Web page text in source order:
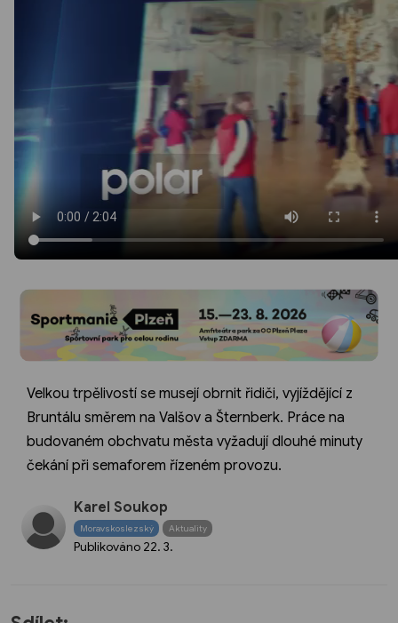
Velkou trpělivostí se musejí obrnit řidiči, vyjíždějící z
Bruntálu směrem na Valšov a Šternberk. Práce na
budovaném obchvatu města vyžadují dlouhé minuty
čekání při semaforem řízeném provozu.
Karel Soukop
Moravskoslezský Aktuality
Publikováno 22. 3.